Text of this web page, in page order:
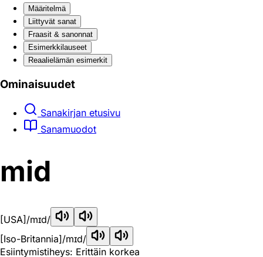
Määritelmä
Liittyvät sanat
Fraasit & sanonnat
Esimerkkilauseet
Reaali­elämän esimerkit
Ominaisuudet
Sanakirjan etusivu
Sanamuodot
mid
[USA] /mɪd/
[Iso-Britannia]/mɪd/
Esiintymistiheys: Erittäin korkea